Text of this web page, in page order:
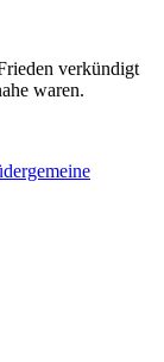
verkündigt
waren.